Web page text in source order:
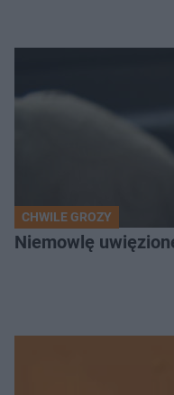
CHWILE GROZY
Niemowlę